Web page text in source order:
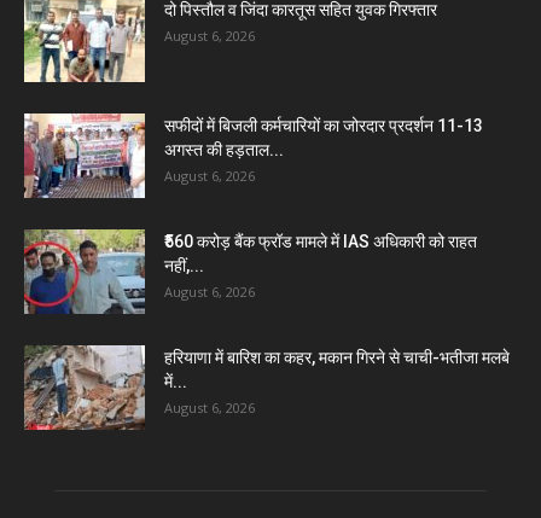
दो पिस्तौल व जिंदा कारतूस सहित युवक गिरफ्तार
August 6, 2026
सफीदों में बिजली कर्मचारियों का जोरदार प्रदर्शन 11-13
अगस्त की हड़ताल...
August 6, 2026
₹560 करोड़ बैंक फ्रॉड मामले में IAS अधिकारी को राहत
नहीं,...
August 6, 2026
हरियाणा में बारिश का कहर, मकान गिरने से चाची-भतीजा मलबे
में...
August 6, 2026